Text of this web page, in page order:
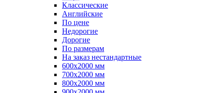
Классические
Английские
По цене
Недорогие
Дорогие
По размерам
На заказ нестандартные
600х2000 мм
700х2000 мм
800х2000 мм